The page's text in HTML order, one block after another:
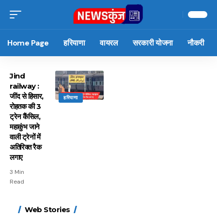
Home Page हरियाणा वायरल सरकारी योजना नौकरी
हरियाणा
Jind
railway :
जींद से हिसार,
रोहतक की 3
ट्रेन कैंसिल,
महाकुंभ जाने
वाली ट्रेनों में
अतिरिक्त रैक
लगाए
3 Min
Read
Web Stories
15 नवंबर से लागू होंगे
मोटापे को कम करने के लिए